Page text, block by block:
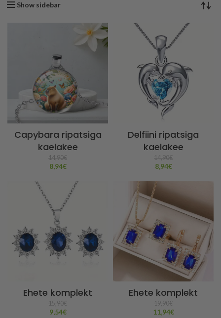
Show sidebar
Capybara ripatsiga
kaelakee
14,90€
8,94€
Delfiini ripatsiga
kaelakee
14,90€
8,94€
Ehete komplekt
15,90€
9,54€
Ehete komplekt
19,90€
11,94€